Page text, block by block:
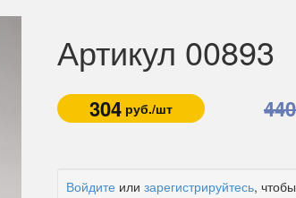
Артикул 00893
304 руб./шт 440
Войдите или зарегистрируйтесь,